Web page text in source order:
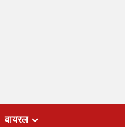
वायरल